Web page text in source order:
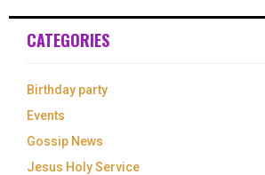
CATEGORIES
Birthday party
Events
Gossip News
Jesus Holy Service